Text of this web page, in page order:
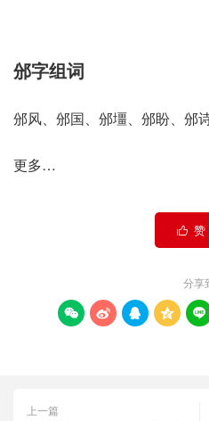
邠字组词
邠风、邠国、邠壃、邠盼、邠
更多…
 赞
分享
    
上一篇